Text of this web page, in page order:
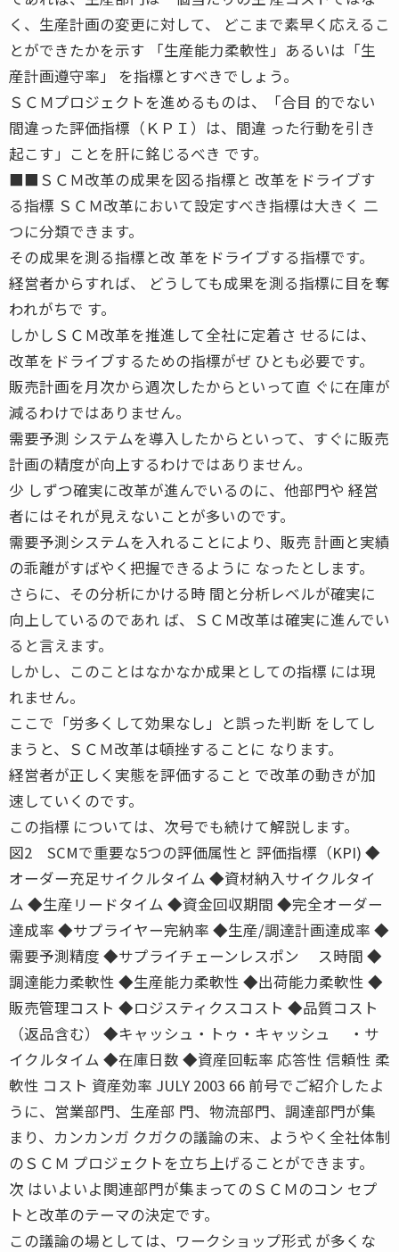
く、生産計画の変更に対して、 どこまで素早く応えるこ
とができたかを示す 「生産能力柔軟性」あるいは「生
産計画遵守率」 を指標とすべきでしょう。
ＳＣＭプロジェクトを進めるものは、「合目 的でない
間違った評価指標（ＫＰＩ）は、間違 った行動を引き
起こす」ことを肝に銘じるべき です。
■■ＳＣＭ改革の成果を図る指標と 改革をドライブす
る指標 ＳＣＭ改革において設定すべき指標は大きく 二
つに分類できます。
その成果を測る指標と改 革をドライブする指標です。
経営者からすれば、 どうしても成果を測る指標に目を奪
われがちで す。
しかしＳＣＭ改革を推進して全社に定着さ せるには、
改革をドライブするための指標がぜ ひとも必要です。
販売計画を月次から週次したからといって直 ぐに在庫が
減るわけではありません。
需要予測 システムを導入したからといって、すぐに販売
計画の精度が向上するわけではありません。
少 しずつ確実に改革が進んでいるのに、他部門や 経営
者にはそれが見えないことが多いのです。
需要予測システムを入れることにより、販売 計画と実績
の乖離がすばやく把握できるように なったとします。
さらに、その分析にかける時 間と分析レベルが確実に
向上しているのであれ ば、ＳＣＭ改革は確実に進んでい
ると言えます。
しかし、このことはなかなか成果としての指標 には現
れません。
ここで「労多くして効果なし」と誤った判断 をしてし
まうと、ＳＣＭ改革は頓挫することに なります。
経営者が正しく実態を評価すること で改革の動きが加
速していくのです。
この指標 については、次号でも続けて解説します。
図2 SCMで重要な5つの評価属性と 評価指標（KPI) ◆
オーダー充足サイクルタイム ◆資材納入サイクルタイ
ム ◆生産リードタイム ◆資金回収期間 ◆完全オーダー
達成率 ◆サプライヤー完納率 ◆生産/調達計画達成率 ◆
需要予測精度 ◆サプライチェーンレスポン ス時間 ◆
調達能力柔軟性 ◆生産能力柔軟性 ◆出荷能力柔軟性 ◆
販売管理コスト ◆ロジスティクスコスト ◆品質コスト
（返品含む） ◆キャッシュ・トゥ・キャッシュ ・サ
イクルタイム ◆在庫日数 ◆資産回転率 応答性 信頼性 柔
軟性 コスト 資産効率 JULY 2003 66 前号でご紹介したよ
うに、営業部門、生産部 門、物流部門、調達部門が集
まり、カンカンガ クガクの議論の末、ようやく全社体制
のＳＣＭ プロジェクトを立ち上げることができます。
次 はいよいよ関連部門が集まってのＳＣＭのコン セプ
トと改革のテーマの決定です。
この議論の場としては、ワークショップ形式 が多くな